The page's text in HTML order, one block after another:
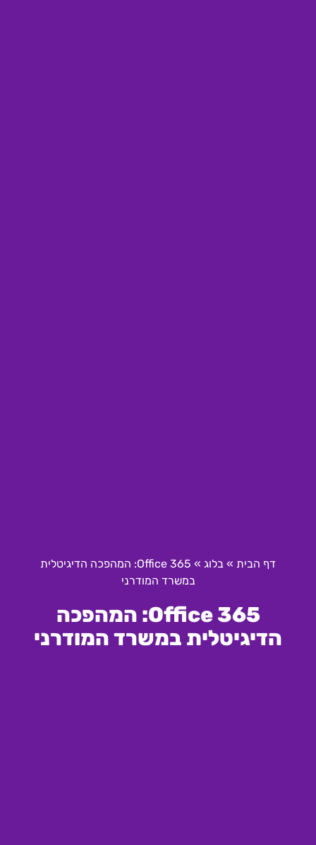
דף הבית » בלוג »
Office 365: המהפכה הדיגיטלית
במשרד המודרני
Office 365: המהפכה
הדיגיטלית במשרד המודרני